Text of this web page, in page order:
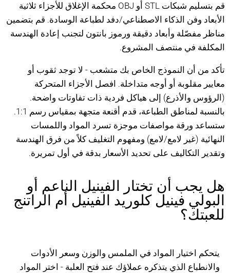
قم بتسليم شبكات STL أو OBJ محكمة الإغلاق للأجزاء ثلاثية
الأبعاد وفن الذكاء الاصطناعي/دفد لطباعة الوسادة. قم بتضمين
مناظر مفصّلة وأبعاد دقيقة ورموز بانتون لتجنب إعادة الهندسة
المكلفة في منتصف المشروع.
تأكد من أن النموذج الخاص بك متشعب - لا توجد ثقوب أو
معايير مقلوبة أو أوجه متداخلة. افصل الأجزاء المتحركة
(الرؤوس والأذرع) إلى هياكل فردية ذات تفاوتات واضحة.
بالنسبة لمناطق الطباعة، قدم أقنعة متجهة بمقياس رسم 1:1.
ستساعد ورقة مواصفات موجزة تسرد المواد واللمسات
النهائية (غير لامع/لامع) ومفهوم التغليف كلاً من فرق الهندسة
وتقدير التكاليف على تحديد الأسعار بدقة في أول تمريرة.
هل يجب أن تختار الفينيل الناعم أو
البولي فينيل كلوريد الفينيل أم الراتنج
للعبتك؟
يتحكم اختيار المواد في الملمس والوزن وسعر الأدوات
والانطباع الذي يتذكره عملاؤك عند فتح العلبة - اختر المواد